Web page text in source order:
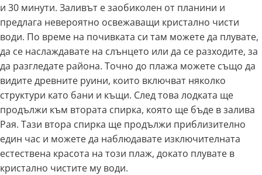
и 30 минути. Заливът е заобиколен от планини и
предлага невероятно освежаващи кристално чисти
води. По време на почивката си там можете да плувате,
да се наслаждавате на слънцето или да се разходите, за
да разгледате района. Точно до плажа можете също да
видите древните руини, които включват няколко
структури като бани и къщи. След това лодката ще
продължи към втората спирка, която ще бъде в залива
Рая. Тази втора спирка ще продължи приблизително
един час и можете да наблюдавате изключителната
естествена красота на този плаж, докато плувате в
кристално чистите му води.